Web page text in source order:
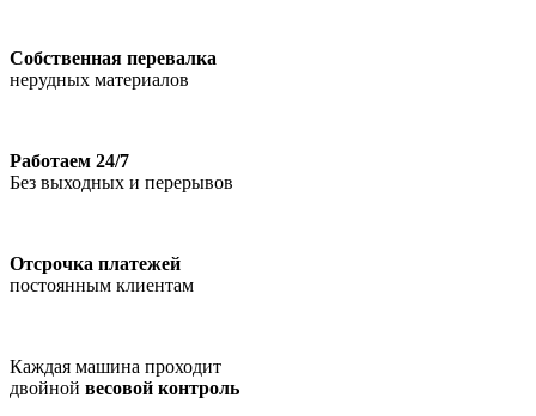
Собственная перевалка
нерудных материалов
Работаем 24/7
Без выходных и перерывов
Отсрочка платежей
постоянным клиентам
Каждая машина проходит
двойной весовой контроль